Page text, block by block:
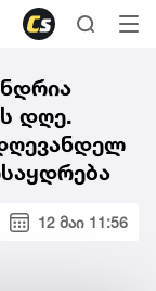
დღე.
12 მაი 11:56